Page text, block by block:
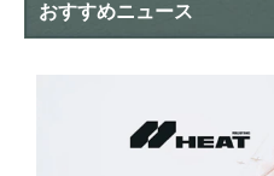
おすすめニュース